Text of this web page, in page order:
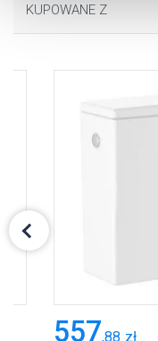
KUPOWANE Z
557,88 zł